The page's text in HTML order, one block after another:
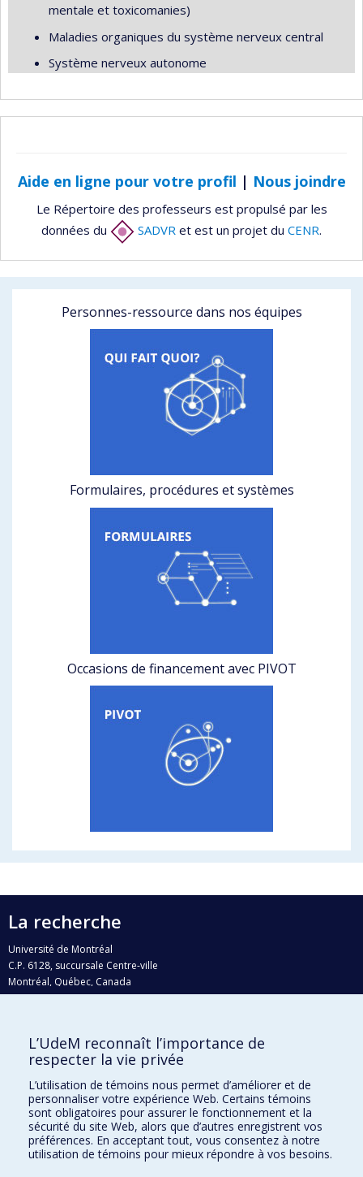
mentale et toxicomanies)
Maladies organiques du système nerveux central
Système nerveux autonome
Aide en ligne pour votre profil | Nous joindre
Le Répertoire des professeurs est propulsé par les
données du
SADVR et est un projet du CENR.
Personnes-ressource dans nos équipes
Formulaires, procédures et systèmes
Occasions de financement avec PIVOT
La recherche
Université de Montréal
C.P. 6128, succursale Centre-ville
Montréal, Québec, Canada
H3C 3J7
Qui fait quoi?
Nous trouver
Plan du site
Accessibilité
L’UdeM reconnaît l’importance de
respecter la vie privée
L’utilisation de témoins nous permet d’améliorer et de
personnaliser votre expérience Web. Certains témoins
sont obligatoires pour assurer le fonctionnement et la
sécurité du site Web, alors que d’autres enregistrent vos
préférences. En acceptant tout, vous consentez à notre
utilisation de témoins pour mieux répondre à vos besoins.